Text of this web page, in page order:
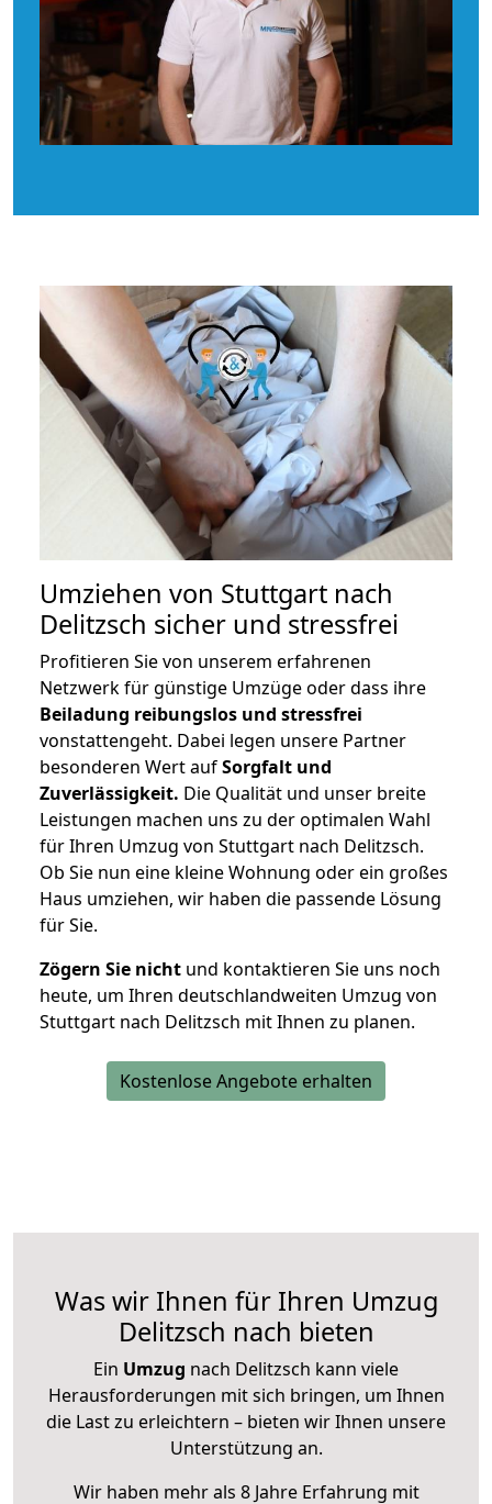
Umziehen von Stuttgart nach
Delitzsch sicher und stressfrei
Profitieren Sie von unserem erfahrenen
Netzwerk für günstige Umzüge oder dass ihre
Beiladung reibungslos und stressfrei
vonstattengeht. Dabei legen unsere Partner
besonderen Wert aufSorgfalt und
Zuverlässigkeit. Die Qualität und unser breite
Leistungen machen uns zu der optimalen Wahl
für Ihren Umzug von Stuttgart nach Delitzsch.
Ob Sie nun eine kleine Wohnung oder ein großes
Haus umziehen, wir haben die passende Lösung
für Sie.
Zögern Sie nicht und kontaktieren Sie uns noch
heute, um Ihren deutschlandweiten Umzug von
Stuttgart nach Delitzsch mit Ihnen zu planen.
Kostenlose Angebote erhalten
Was wir Ihnen für Ihren Umzug
Delitzsch nach bieten
Ein Umzug nach Delitzsch kann viele
Herausforderungen mit sich bringen, um Ihnen
die Last zu erleichtern – bieten wir Ihnen unsere
Unterstützung an.
Wir haben mehr als 8 Jahre Erfahrung mit